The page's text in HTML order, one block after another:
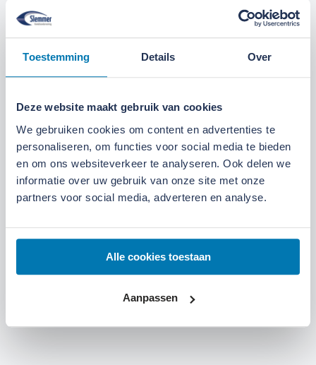
Toestemming Details Over
Deze website maakt gebruik van cookies
We gebruiken cookies om content en advertenties te
personaliseren, om functies voor social media te bieden
en om ons websiteverkeer te analyseren. Ook delen we
informatie over uw gebruik van onze site met onze
partners voor social media, adverteren en analyse.
Alle cookies toestaan
Aanpassen
Maandag t/m zaterdag open. Bereikbaar via0318-
265555.Bekijk deze locatie.
07:30 tot 12:00 uur Zaterdag